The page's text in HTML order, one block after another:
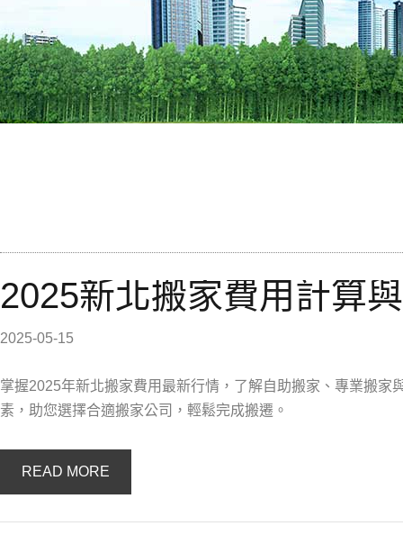
2025新北搬家費用計算
2025-05-15
掌握2025年新北搬家費用最新行情，了解自助搬家、專業搬家
素，助您選擇合適搬家公司，輕鬆完成搬遷。
READ MORE